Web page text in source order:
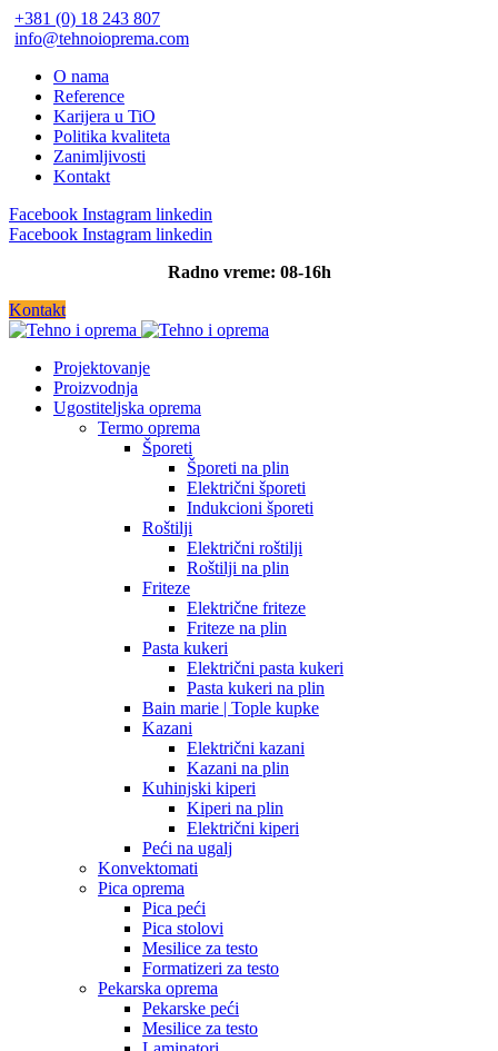
+381 (0) 18 243 807
info@tehnoioprema.com
O nama
Reference
Karijera u TiO
Politika kvaliteta
Zanimljivosti
Kontakt
Facebook Instagram linkedin
Facebook Instagram linkedin
Radno vreme: 08-16h
Kontakt
Projektovanje
Proizvodnja
Ugostiteljska oprema
Termo oprema
Šporeti
Šporeti na plin
Električni šporeti
Indukcioni šporeti
Roštilji
Električni roštilji
Roštilji na plin
Friteze
Električne friteze
Friteze na plin
Pasta kukeri
Električni pasta kukeri
Pasta kukeri na plin
Bain marie | Tople kupke
Kazani
Električni kazani
Kazani na plin
Kuhinjski kiperi
Kiperi na plin
Električni kiperi
Peći na ugalj
Konvektomati
Pica oprema
Pica peći
Pica stolovi
Mesilice za testo
Formatizeri za testo
Pekarska oprema
Pekarske peći
Mesilice za testo